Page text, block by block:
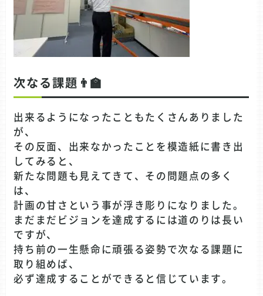
次なる課題👨‍🏫
出来るようになったこともたくさんありました
が、
その反面、出来なかったことを模造紙に書き出
してみると、
新たな問題も見えてきて、その問題点の多く
は、
計画の甘さという事が浮き彫りになりました。
まだまだビジョンを達成するには道のりは長い
ですが、
持ち前の一生懸命に頑張る姿勢で次なる課題に
取り組めば、
必ず達成することができると信じています。